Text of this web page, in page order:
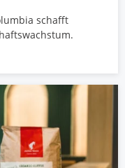
schafft